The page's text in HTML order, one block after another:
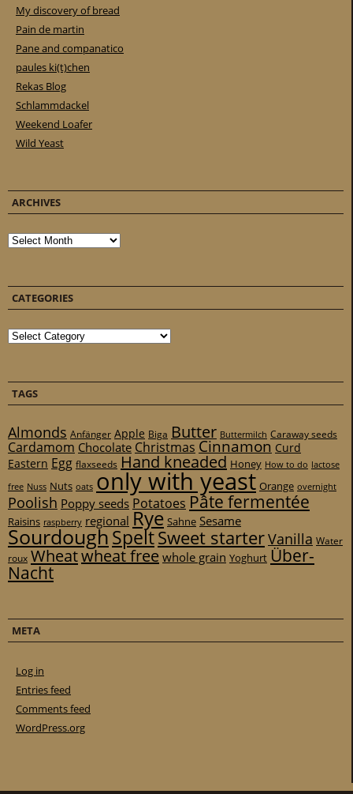
My discovery of bread
Pain de martin
Pane and companatico
paules ki(t)chen
Rekas Blog
Schlammdackel
Weekend Loafer
Wild Yeast
ARCHIVES
Archives
CATEGORIES
Categories
TAGS
Almonds Anfänger Apple Biga Butter Buttermilch Caraway seeds
Cardamom Chocolate Christmas Cinnamon Curd
Eastern Egg flaxseeds Hand kneaded Honey How to do lactose
free Nuss Nuts oats only with yeast Orange overnight
Poolish Poppy seeds Potatoes Pâte fermentée
Raisins raspberry regional Rye Sahne Sesame
SourdoughSpeltSweet starterVanilla Water
roux Wheatwheat freewhole grain Yoghurt Über-
Nacht
META
Log in
Entries feed
Comments feed
WordPress.org